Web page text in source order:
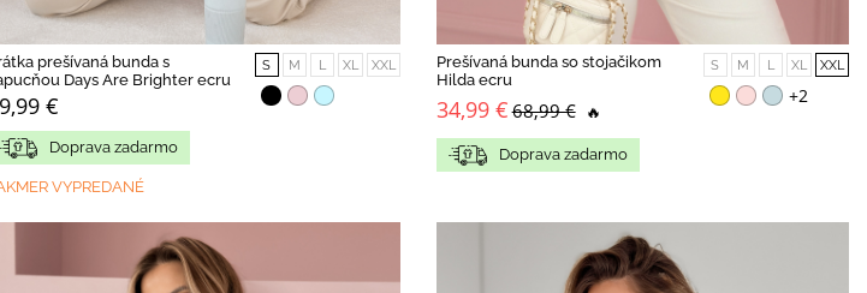
prešívaná bunda s
Days Are Brighter ecru
€
S M L XL XXL
Doprava zadarmo
VYPREDANÉ
Prešívaná bunda so stojačikom
Hilda ecru
34,99 €68,99 € 🔥
S M L XL XXL
+2
Doprava zadarmo